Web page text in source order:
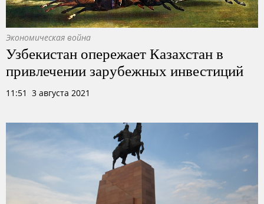
Экономическая война
Узбекистан опережает Казахстан в
привлечении зарубежных инвестиций
11:51 3 августа 2021